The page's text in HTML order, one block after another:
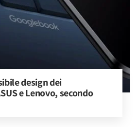
design dei
e Lenovo, secondo